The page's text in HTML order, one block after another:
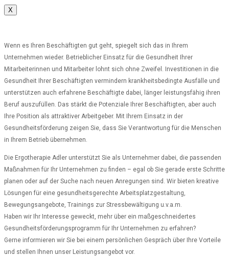
X
Wenn es Ihren Beschäftigten gut geht, spiegelt sich das in Ihrem
Unternehmen wieder. Betrieblicher Einsatz für die Gesundheit Ihrer
Mitarbeiterinnen und Mitarbeiter lohnt sich ohne Zweifel. Investitionen in die
Gesundheit Ihrer Beschäftigten vermindern krankheitsbedingte Ausfälle und
unterstützen auch erfahrene Beschäftigte dabei, länger leistungsfähig ihren
Beruf auszufüllen. Das stärkt die Potenziale Ihrer Beschäftigten, aber auch
Ihre Position als attraktiver Arbeitgeber. Mit Ihrem Einsatz in der
Gesundheitsförderung zeigen Sie, dass Sie Verantwortung für die Menschen
in Ihrem Betrieb übernehmen.
Die Ergotherapie Adler unterstützt Sie als Unternehmer dabei, die passenden
Maßnahmen für Ihr Unternehmen zu finden – egal ob Sie gerade erste Schritte
planen oder auf der Suche nach neuen Anregungen sind. Wir bieten kreative
Lösungen für eine gesundheitsgerechte Arbeitsplatzgestaltung,
Bewegungsangebote, Trainings zur Stressbewältigung u.v.a.m.
Haben wir Ihr Interesse geweckt, mehr über ein maßgeschneidertes
Gesundheitsförderungsprogramm für Ihr Unternehmen zu erfahren?
Gerne informieren wir Sie bei einem persönlichen Gespräch über Ihre Vorteile
und stellen Ihnen unser Leistungsangebot vor.